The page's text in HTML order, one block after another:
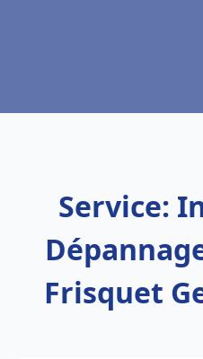
Service:
Frisquet